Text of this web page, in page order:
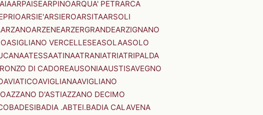
ARPAISEARPINOARQUA' PETRARCA
ARSIE'ARSIEROARSITAARSOLI
ARZANOARZENEARZERGRANDEARZIGNANO
ASIGLIANO VERCELLESEASOLAASOLO
ATESSAATINAATRANIATRIATRIPALDA
DI CADOREAUSONIAAUSTISAVEGNO
AVIATICOAVIGLIANAAVIGLIANO
AZZANO D'ASTIAZZANO DECIMO
BADESIBADIA .ABTEI.BADIA CALAVENA